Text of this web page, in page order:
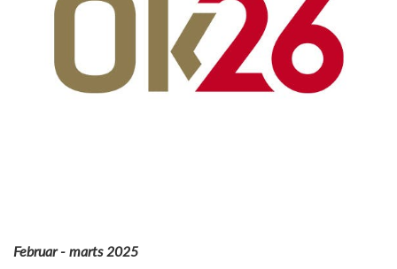
Februar - marts 2025